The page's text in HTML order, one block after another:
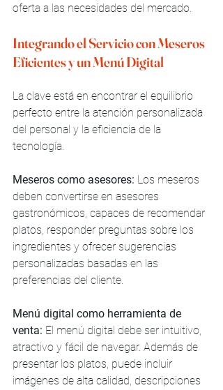
oferta a las necesidades del mercado.
Integrando el Servicio con Meseros
Eficientes y un Menú Digital
La clave está en encontrar el equilibrio
perfecto entre la atención personalizada
del personal y la eficiencia de la
tecnología.
Meseros como asesores: Los meseros
deben convertirse en asesores
gastronómicos, capaces de recomendar
platos, responder preguntas sobre los
ingredientes y ofrecer sugerencias
personalizadas basadas en las
preferencias del cliente.
Menú digital como herramienta de
venta: El menú digital debe ser intuitivo,
atractivo y fácil de navegar. Además de
presentar los platos, puede incluir
imágenes de alta calidad, descripciones